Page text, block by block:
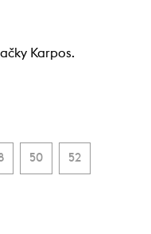
Karpos.
50 52